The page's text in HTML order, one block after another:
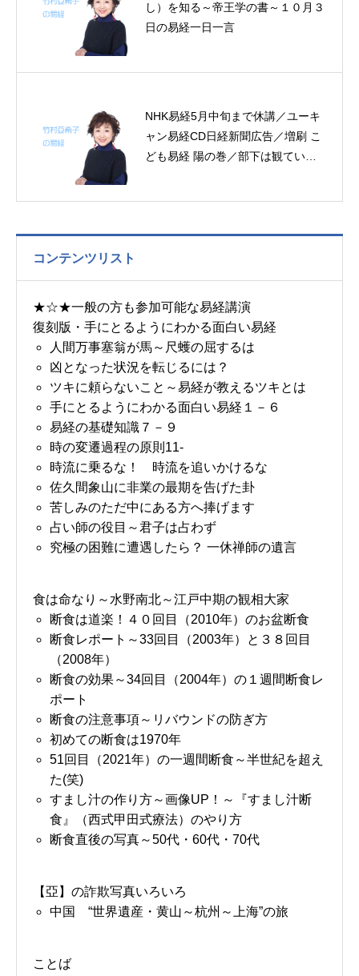
し）を知る～帝王学の書～１０月３
日の易経一日一言
NHK易経5月中旬まで休講／ユーキ
ャン易経CD日経新聞広告／増刷 こ
ども易経 陽の巻／部下は観ている
言
コンテンツリスト
★☆★一般の方も参加可能な易経講演
復刻版・手にとるようにわかる面白い易経
人間万事塞翁が馬～尺蠖の屈するは
凶となった状況を転じるには？
ツキに頼らないこと～易経が教えるツキとは
手にとるようにわかる面白い易経１－６
易経の基礎知識７－９
時の変遷過程の原則11-
時流に乗るな！ 時流を追いかけるな
佐久間象山に非業の最期を告げた卦
苦しみのただ中にある方へ捧げます
占い師の役目～君子は占わず
究極の困難に遭遇したら？ 一休禅師の遺言
食は命なり～水野南北～江戸中期の観相大家
断食は道楽！４０回目（2010年）のお盆断食
断食レポート～33回目（2003年）と３８回目
（2008年）
断食の効果～34回目（2004年）の１週間断食レ
ポート
断食の注意事項～リバウンドの防ぎ方
初めての断食は1970年
51回目（2021年）の一週間断食～半世紀を超え
た(笑)
すまし汁の作り方～画像UP！～『すまし汁断
食』（西式甲田式療法）のやり方
断食直後の写真～50代・60代・70代
【亞】の詐欺写真いろいろ
中国 “世界遺産・黄山～杭州～上海”の旅
ことば